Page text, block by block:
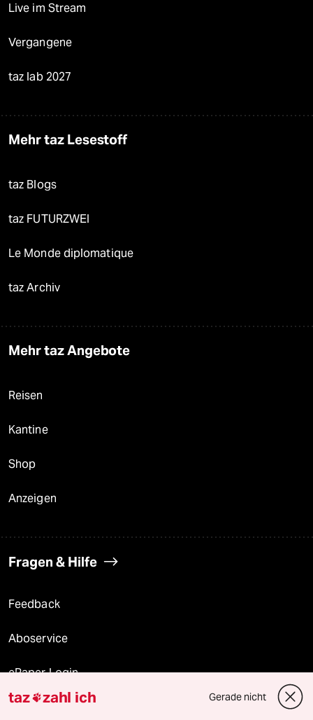
Live im Stream
Vergangene
taz lab 2027
Mehr taz Lesestoff
taz Blogs
taz FUTURZWEI
Le Monde diplomatique
taz Archiv
Mehr taz Angebote
Reisen
Kantine
Shop
Anzeigen
Fragen & Hilfe
Feedback
Aboservice
ePaper Login
Downloads für Abonnierende
taz zahl ich Gerade nicht